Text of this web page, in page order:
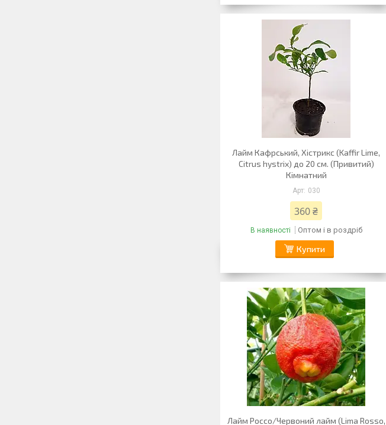
Лайм Кафрський, Хістрикс (Kaffir Lime,
Citrus hystrix) до 20 см. (Привитий)
Кімнатний
030
360 ₴
В наявності Оптом і в роздріб
Купити
Лайм Россо/Червоний лайм (Lima Rosso,